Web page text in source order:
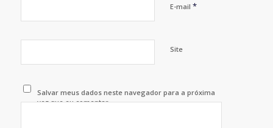
E-mail *
Site
Salvar meus dados neste navegador para a próxima
vez que eu comentar.